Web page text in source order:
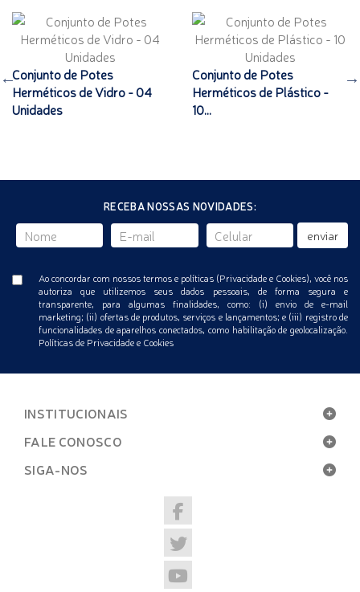
Conjunto de Potes
Herméticos de Vidro - 04
Unidades
Conjunto de Potes
Herméticos de Plástico -
10...
RECEBA NOSSAS NOVIDADES:
enviar
Ao concordar com nossos termos e políticas (Privacidade e Cookies), você nos
autoriza que utilizemos seus dados pessoais, de forma segura e
transparente, para algumas finalidades, como: (i) envio de e-mail
marketing; (ii) ofertas de produtos, serviços e lançamentos; e (iii) registro de
funcionalidades de aparelhos conectados, como habilitação de geolocalização.
Políticas de Privacidade e Cookies
INSTITUCIONAIS
FALE CONOSCO
SIGA-NOS